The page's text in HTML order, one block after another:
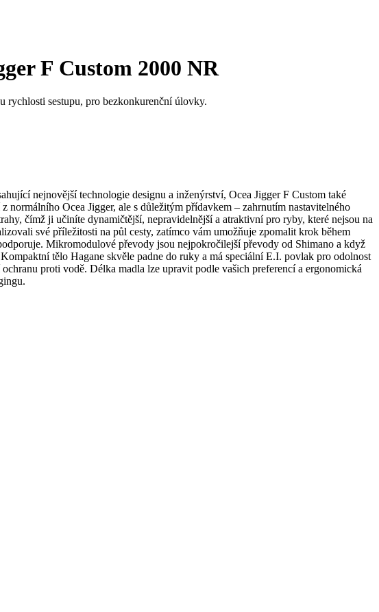
F Custom 2000 NR
rychlosti sestupu, pro bezkonkurenční úlovky.
nejnovější technologie designu a inženýrství, Ocea Jigger F Custom také
Ocea Jigger, ale s důležitým přídavkem – zahrnutím nastavitelného
čímž ji učiníte dynamičtější, nepravidelnější a atraktivní pro ryby, které nejsou na
své příležitosti na půl cesty, zatímco vám umožňuje zpomalit krok během
Mikromodulové převody jsou nejpokročilejší převody od Shimano a když
tělo Hagane skvěle padne do ruky a má speciální E.I. povlak pro odolnost
proti vodě. Délka madla lze upravit podle vašich preferencí a ergonomická